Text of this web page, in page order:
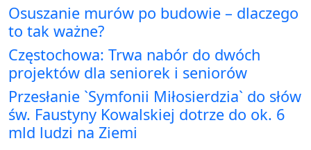
Osuszanie murów po budowie – dlaczego
to tak ważne?
Częstochowa: Trwa nabór do dwóch
projektów dla seniorek i seniorów
Przesłanie `Symfonii Miłosierdzia` do słów
św. Faustyny Kowalskiej dotrze do ok. 6
mld ludzi na Ziemi